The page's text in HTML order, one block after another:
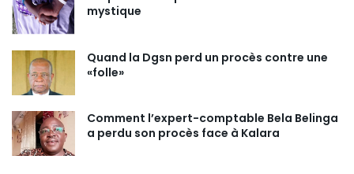
mystique
Quand la Dgsn perd un procès contre une
«folle»
Comment l’expert-comptable Bela Belinga
a perdu son procès face à Kalara